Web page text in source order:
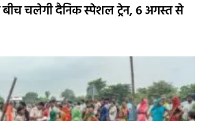
चलेगी दैनिक स्पेशल ट्रेन, 6 अगस्त से